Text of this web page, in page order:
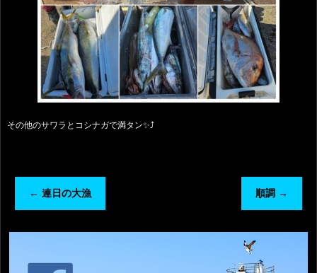
その他のサワラとコシナガで満タン✨⤴️
← 連日の大漁 順調 →